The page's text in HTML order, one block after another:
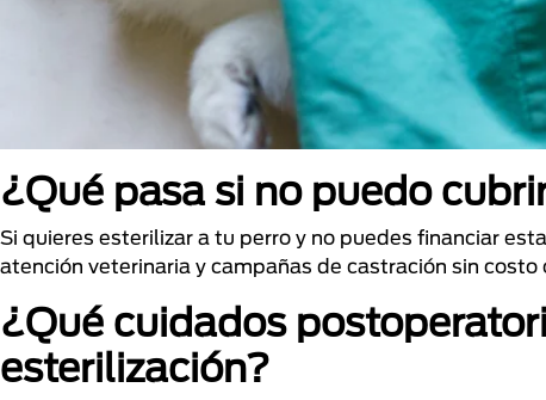
¿Qué pasa si no puedo
Si quieres esterilizar a tu perro y no puedes financiar
atención veterinaria y campañas de castración sin
¿Qué cuidados
esterilización?